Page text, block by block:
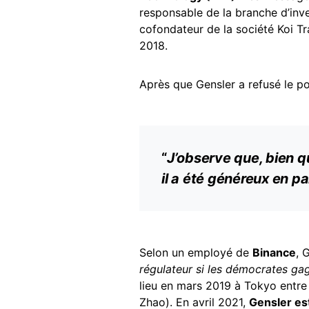
responsable de la branche
cofondateur de la société Koi
2018.
Après que Gensler a refusé le
“J’observe que, bien
il a été généreux en
Selon un employé de Binance,
régulateur si les démocrates
lieu en mars 2019 à Tokyo
Zhao). En avril 2021, Gensler